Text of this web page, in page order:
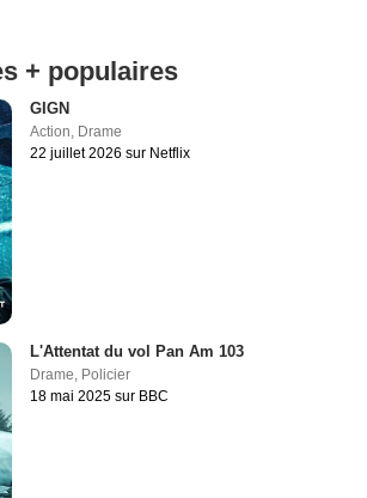
+ populaires
GIGN
Action, Drame
22 juillet 2026 sur Netflix
L'Attentat du vol Pan Am 103
Drame, Policier
18 mai 2025 sur BBC